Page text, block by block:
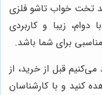
تخت خواب تاشو فلزی
زیبا و کاربردی
برای شما باشد.
قبل از خرید، از
کنید و با کارشناسان